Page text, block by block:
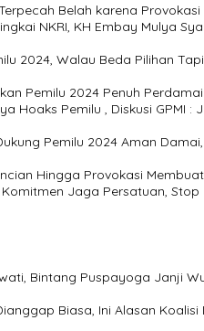
Belah karena Provokasi
NKRI, KH Embay Mulya
2024, Walau Beda Pilihan
Pemilu 2024 Penuh
Hoaks Pemilu , Diskusi GPMI
Pemilu 2024 Aman
Hingga Provokasi
Komitmen Jaga Persatuan,
Bintang Puspayoga Janji
Biasa, Ini Alasan Koalisi